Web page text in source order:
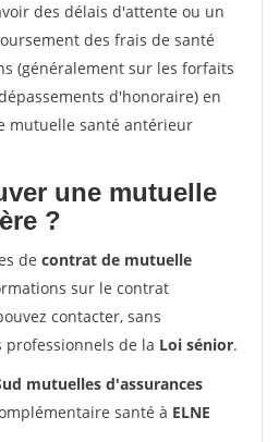
des délais d'attente ou un
des frais de santé
(généralement sur les forfaits
d'honoraire) en
mutuelle santé antérieur
une mutuelle
?
de contrat de mutuelle
sur le contrat
contacter, sans
professionnels de la Loi sénior.
mutuelles d'assurances
santé à ELNE